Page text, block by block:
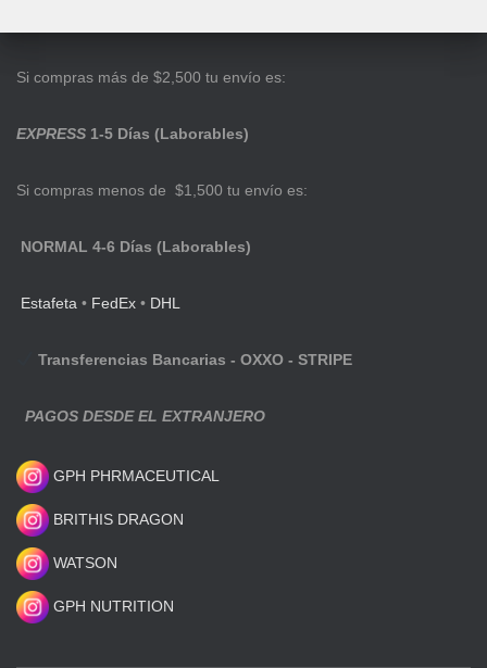
Si compras más de $2,500 tu envío es:
EXPRESS 1-5 Días (Laborables)
Si compras menos de $1,500 tu envío es:
NORMAL 4-6 Días (Laborables)
Estafeta • FedEx • DHL
Transferencias Bancarias - OXXO - STRIPE
PAGOS DESDE EL EXTRANJERO
GPH PHRMACEUTICAL
BRITHIS DRAGON
WATSON
GPH NUTRITION